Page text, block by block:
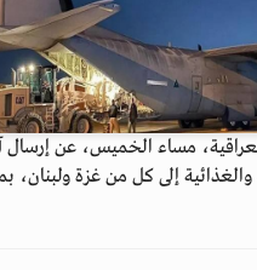
مساء الخميس، عن إرسال
إلى كل من غزة ولبنان،